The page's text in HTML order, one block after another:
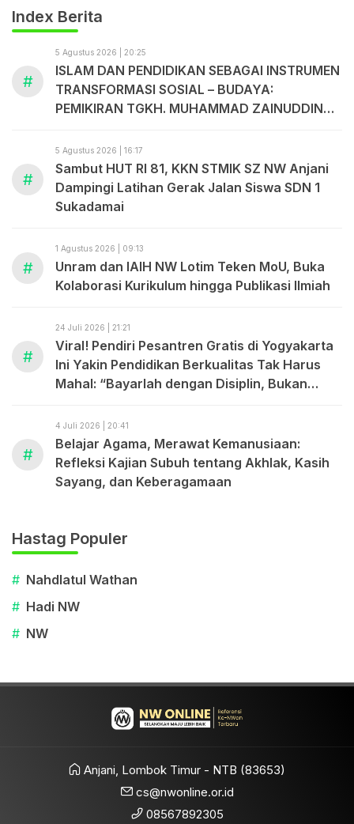
Index Berita
#
5 Agustus 2026 | 20:25
ISLAM DAN PENDIDIKAN SEBAGAI INSTRUMEN
TRANSFORMASI SOSIAL – BUDAYA:
PEMIKIRAN TGKH. MUHAMMAD ZAINUDDIN
#
5 Agustus 2026 | 16:17
Sambut HUT RI 81, KKN STMIK SZ NW Anjani
Dampingi Latihan Gerak Jalan Siswa SDN 1
Sukadamai
#
1 Agustus 2026 | 09:13
Unram dan IAIH NW Lotim Teken MoU, Buka
Kolaborasi Kurikulum hingga Publikasi Ilmiah
#
24 Juli 2026 | 21:21
Viral! Pendiri Pesantren Gratis di Yogyakarta
Ini Yakin Pendidikan Berkualitas Tak Harus
Mahal: “Bayarlah dengan Disiplin, Bukan
#
4 Juli 2026 | 20:41
Belajar Agama, Merawat Kemanusiaan:
Refleksi Kajian Subuh tentang Akhlak, Kasih
Sayang, dan Keberagamaan
Hastag Populer
# Nahdlatul Wathan
# Hadi NW
# NW
Anjani, Lombok Timur - NTB (83653)
cs@nwonline.or.id
08567892305